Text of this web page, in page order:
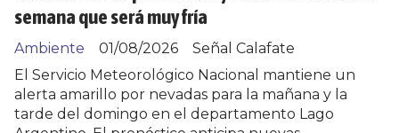
semana que será muy fría
Señal Calafate
Ambiente
01/08/2026
El Servicio Meteorológico Nacional mantiene un
alerta amarillo por nevadas para la mañana y la
tarde del domingo en el departamento Lago